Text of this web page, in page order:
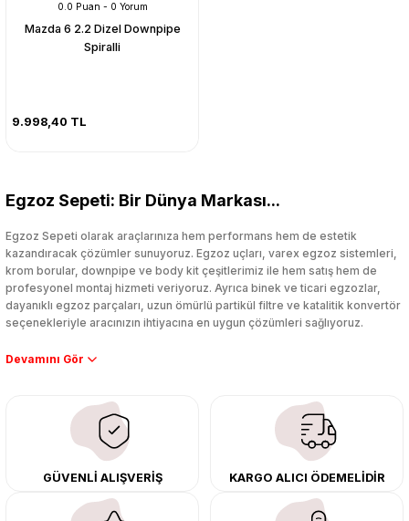
0.0 Puan - 0 Yorum
Mazda 6 2.2 Dizel Downpipe
Spiralli
9.998,40 TL
Egzoz Sepeti: Bir Dünya Markası...
Egzoz Sepeti olarak araçlarınıza hem performans hem de estetik
kazandıracak çözümler sunuyoruz. Egzoz uçları, varex egzoz sistemleri,
krom borular, downpipe ve body kit çeşitlerimiz ile hem satış hem de
profesyonel montaj hizmeti veriyoruz. Ayrıca binek ve ticari egzozlar,
dayanıklı egzoz parçaları, uzun ömürlü partikül filtre ve katalitik konvertör
seçenekleriyle aracınızın ihtiyacına en uygun çözümleri sağlıyoruz.
Performans artışı isteyen sürücüler için özel performans egzozları ve
çıkma orijinal ürünler ile yenileyebilir, body kit uygulamalarıyla aracınızın
tasarımını ve aerodinamisini üst seviyeye taşıyabilirsiniz.
Tüm ürünlerimiz orijinal, dayanıklı ve uzun ömürlüdür. İstanbul’daki montaj
merkezimizde profesyonel montaj yapıyor, Türkiye’nin her yerine güvenli
kargo ile teslimat gerçekleştiriyoruz. Aracınıza değer katmak için doğru
adres: Egzoz Sepeti.
GÜVENLİ ALIŞVERİŞ KARGO ALICI ÖDEMELİDİR